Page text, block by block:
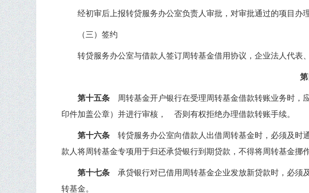
经初审后上报转贷服务办公室负责人审批，对审批通过的项目办
（三）签约
转贷服务办公室与借款人签订周转基金借用协议，企业法人代表
第十五条
周转基金开户银行在受理周转基金借款转账业务时
印件加盖公章）并进行审核，
否则有权拒绝办理借款转账手续。
第十六条
转贷服务办公室向借款人出借周转基金时，必须及时
款人将周转基金专项用于归还承贷银行到期贷款，不得将周转基金挪作
第十七条
承贷银行对已借用周转基金企业发放新贷款时，必须
转基金。